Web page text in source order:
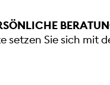
Öffnungszeiten
setzen Sie sich mit